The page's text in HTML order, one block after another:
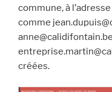
commune, à l’adresse
comme
créées.